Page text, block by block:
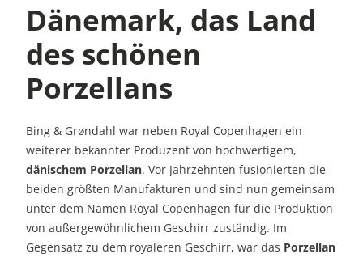
Dänemark, das Land
des schönen
Porzellans
Bing & Grøndahl war neben Royal Copenhagen ein
weiterer bekannter Produzent von hochwertigem,
dänischem Porzellan. Vor Jahrzehnten fusionierten die
beiden größten Manufakturen und sind nun gemeinsam
unter dem Namen Royal Copenhagen für die Produktion
von außergewöhnlichem Geschirr zuständig. Im
Gegensatz zu dem royaleren Geschirr, war das Porzellan